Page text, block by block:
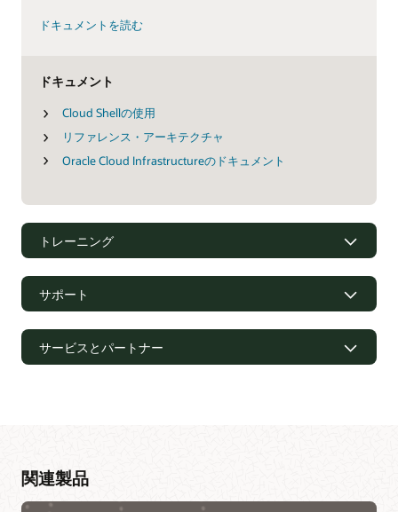
ドキュメントを読む
ドキュメント
Cloud Shellの使用
リファレンス・アーキテクチャ
Oracle Cloud Infrastructureのドキュメント
トレーニング
サポート
サービスとパートナー
関連製品